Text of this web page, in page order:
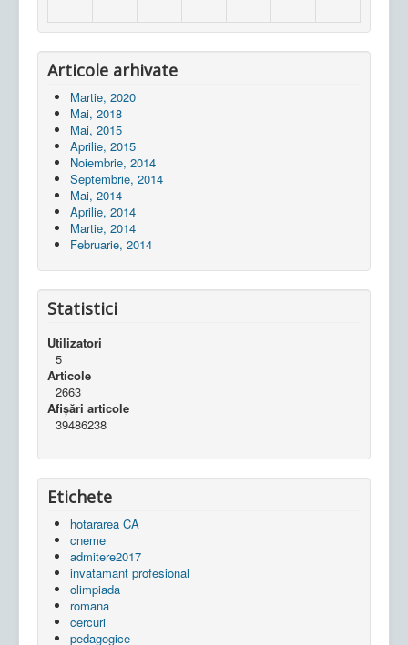
Articole arhivate
Martie, 2020
Mai, 2018
Mai, 2015
Aprilie, 2015
Noiembrie, 2014
Septembrie, 2014
Mai, 2014
Aprilie, 2014
Martie, 2014
Februarie, 2014
Statistici
Utilizatori
5
Articole
2663
Afișări articole
39486238
Etichete
hotararea CA
cneme
admitere2017
invatamant profesional
olimpiada
romana
cercuri
pedagogice